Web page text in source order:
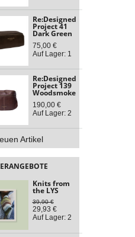
Re:Designed
Project 41
Dark Green
75,00 €
Auf Lager: 1
Re:Designed
Project 139
Woodsmoke
190,00 €
Auf Lager: 2
Artikel
Knits from
the LYS
39,90 €
29,93 €
Auf Lager: 2